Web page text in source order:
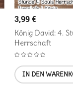
3,99€
König David: 4.
Herrschaft
IN DEN